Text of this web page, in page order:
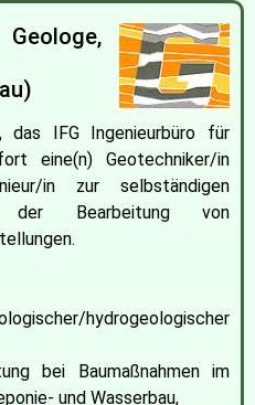
das IFG Ingenieurbüro für
eine(n) Geotechniker/in
in zur selbständigen
der Bearbeitung von
hydrogeologischer
bei Baumaßnahmen im
und Wasserbau,